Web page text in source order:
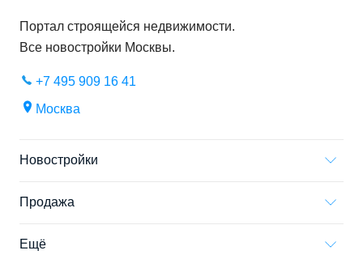
Портал строящейся недвижимости.
Все новостройки Москвы.
+7 495 909 16 41
Москва
Новостройки
Продажа
Ещё